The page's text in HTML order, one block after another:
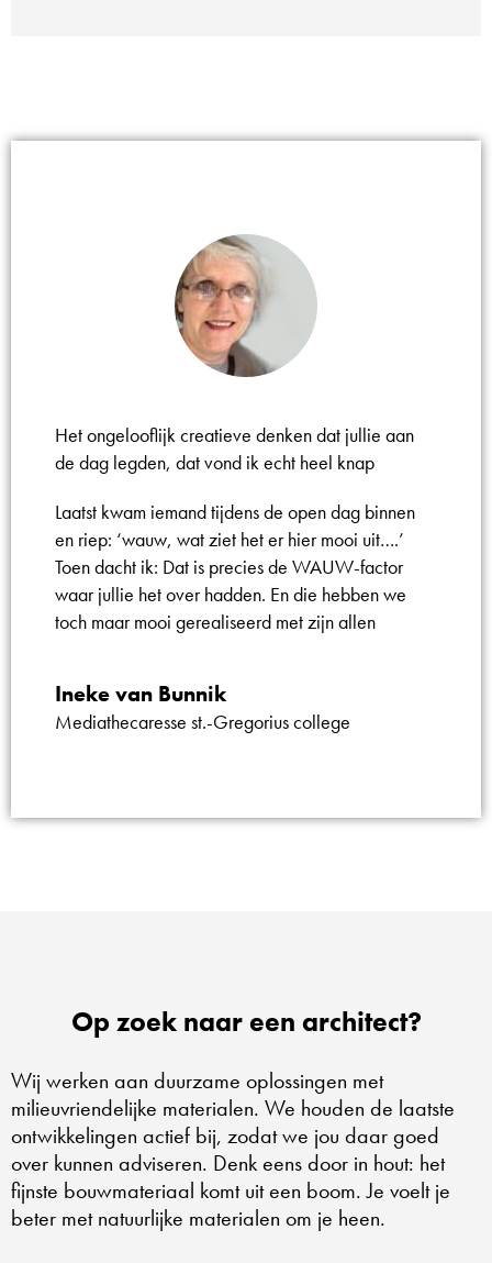
Het ongelooflijk creatieve denken dat jullie aan
de dag legden, dat vond ik echt heel knap
Laatst kwam iemand tijdens de open dag binnen
en riep: ‘wauw, wat ziet het er hier mooi uit….’
Toen dacht ik: Dat is precies de WAUW-factor
waar jullie het over hadden. En die hebben we
toch maar mooi gerealiseerd met zijn allen
Ineke van Bunnik
Mediathecaresse st.-Gregorius college
Op zoek naar een architect?
Wij werken aan duurzame oplossingen met
milieuvriendelijke materialen. We houden de laatste
ontwikkelingen actief bij, zodat we jou daar goed
over kunnen adviseren. Denk eens door in hout: het
fijnste bouwmateriaal komt uit een boom. Je voelt je
beter met natuurlijke materialen om je heen.